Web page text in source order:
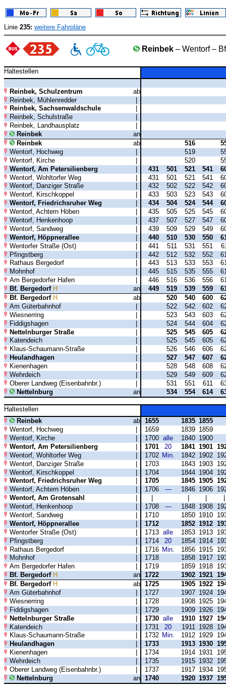
Linie 235: weitere Fahrpläne
Reinbek– Wentorf –
Haltestellen
Reinbek, Schulzentrum
ab
Reinbek, Mühlenredder
|
Reinbek, Sachsenwaldschule
Reinbek, Schulstraße
Reinbek, Landhausplatz
Reinbek
an
Reinbek
ab 516
Wentorf, Hochweg
519
Wentorf, Kirche
520
Wentorf, Am Petersilienberg
| 431 501 521 541
Wentorf, Wohltorfer Weg
| 431 501 521 541
Wentorf, Danziger Straße
432 502 522 542
Wentorf, Kirschkoppel
433 503 523 543
Wentorf, Friedrichsruher Weg
434 504 524 544
Wentorf, Achtern Höben
435 505 525 545
Wentorf, Henkenhoop
437 507 527 547
Wentorf, Sandweg
439 509 529 549
Wentorf, Höppnerallee
440 510 530 550
Wentorfer Straße (Ost)
| 441 511 531 551
Pfingstberg
| 442 512 532 552
Rathaus Bergedorf
443 513 533 553
Mohnhof
445 515 535 555
Am Bergedorfer Hafen
446 516 536 556
Bf. BergedorfH an 449 519 539 559
Bf. BergedorfH ab 520 540 600
Am Güterbahnhof
522 542 602
Wiesnerring
523 543 603
Fiddigshagen
| 524 544 604
Nettelnburger Straße
| 525 545 605
Katendeich
525 545 605
Klaus-Schaumann-Straße
526 546 606
Heulandhagen
527 547 607
Kienenhagen
528 548 608
Wehrdeich
529 549 609
Oberer Landweg (Eisenbahnbr.)
531 551 611
Nettelnburg
an 534 554 614
Haltestellen
Reinbek
ab 1655 1835 1855
Wentorf, Hochweg
1659 1839 1859
Wentorf, Kirche
1700 alle 1840 1900
Wentorf, Am Petersilienberg
1701 20 1841 1901
Wentorf, Wohltorfer Weg
| 1702 Min. 1842 1902
Wentorf, Danziger Straße
| 1703 1843 1903
Wentorf, Kirschkoppel
| 1704 1844 1904
Wentorf, Friedrichsruher Weg
1705 1845 1905
Wentorf, Achtern Höben
1706 — 1846 1906
Wentorf, Am Grotensahl
Wentorf, Henkenhoop
1708 — 1848 1908
Wentorf, Sandweg
1710 1850 1910
Wentorf, Höppnerallee
1712 1852 1912
Wentorfer Straße (Ost)
1713 alle 1853 1913
Pfingstberg
| 1714 20 1854 1914
Rathaus Bergedorf
| 1716 Min. 1856 1915
Mohnhof
1718 1858 1917
Am Bergedorfer Hafen
1719 1859 1918
Bf. BergedorfH an 1722 1902 1921
Bf. BergedorfH ab 1725 1905 1922
Am Güterbahnhof
1727 1907 1924
Wiesnerring
1728 1908 1925
Fiddigshagen
1729 1909 1926
Nettelnburger Straße
| 1730 alle 1910 1927
Katendeich
| 1731 20 1911 1928
Klaus-Schaumann-Straße
1732 Min. 1912 1929
Heulandhagen
1733 1913 1930
Kienenhagen
1734 1914 1931
Wehrdeich
1735 1915 1932
Oberer Landweg (Eisenbahnbr.)
1737 1917 1934
Nettelnburg
an 1740 1920 1937